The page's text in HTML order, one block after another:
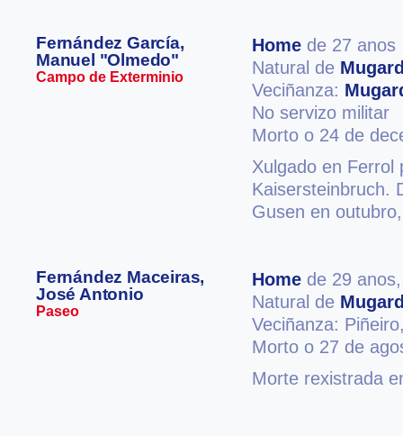
Fernández García,
Manuel "Olmedo"
Campo de Exterminio
Home de 27 anos
Natural de
Veciñanza:
No servizo militar
Morto o 24 de
Xulgado en Ferrol
Kaisersteinbruch.
Gusen en
Fernández Maceiras,
José Antonio
Paseo
Home de 29
Natural de
Veciñanza:
Morto o 27 de
Morte rexistrada